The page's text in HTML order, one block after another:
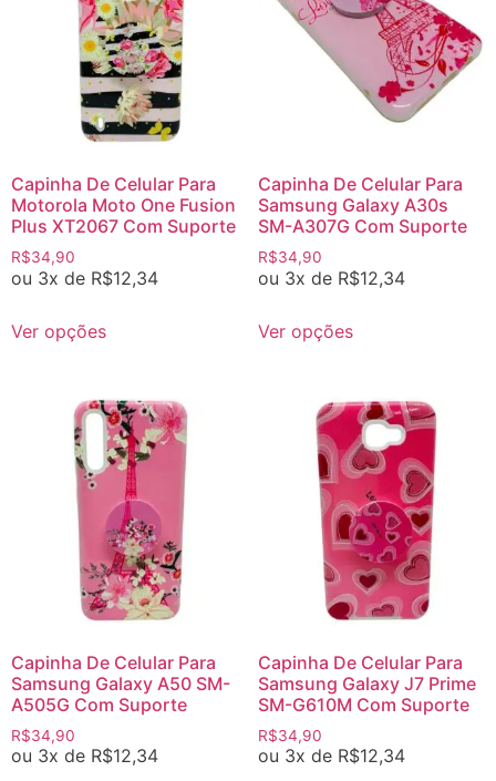
Capinha De Celular Para
Motorola Moto One Fusion
Plus XT2067 Com Suporte
R$34,90
ou 3x de R$12,34
Ver opções
Capinha De Celular Para
Samsung Galaxy A30s
SM-A307G Com Suporte
R$34,90
ou 3x de R$12,34
Ver opções
Capinha De Celular Para
Samsung Galaxy A50 SM-
A505G Com Suporte
R$34,90
ou 3x de R$12,34
Capinha De Celular Para
Samsung Galaxy J7 Prime
SM-G610M Com Suporte
R$34,90
ou 3x de R$12,34